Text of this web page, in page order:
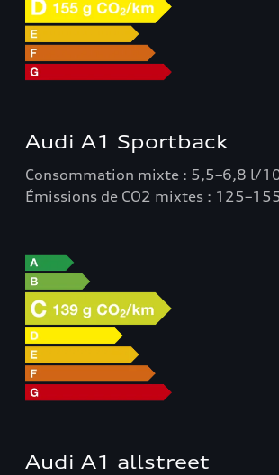
Audi A1 Sportback
Consommation mixte : 5,5–6,8 l/
Émissions de CO2 mixtes :
Audi A1 allstreet